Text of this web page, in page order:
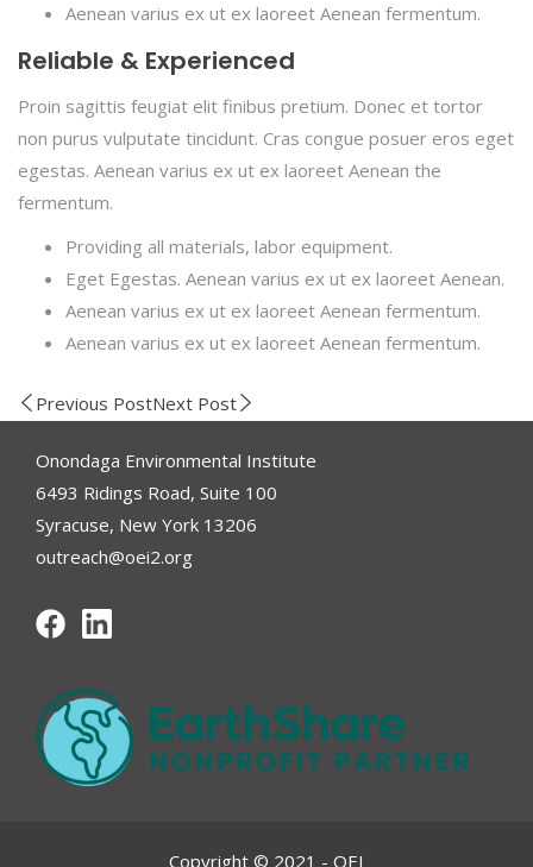
Aenean varius ex ut ex laoreet Aenean fermentum.
Reliable & Experienced
Proin sagittis feugiat elit finibus pretium. Donec et tortor
non purus vulputate tincidunt. Cras congue posuer eros eget
egestas. Aenean varius ex ut ex laoreet Aenean the
fermentum.
Providing all materials, labor equipment.
Eget Egestas. Aenean varius ex ut ex laoreet Aenean.
Aenean varius ex ut ex laoreet Aenean fermentum.
Aenean varius ex ut ex laoreet Aenean fermentum.
Previous PostNext Post
Onondaga Environmental Institute
6493 Ridings Road, Suite 100
Syracuse, New York 13206
outreach@oei2.org
Copyright © 2021 - OEI